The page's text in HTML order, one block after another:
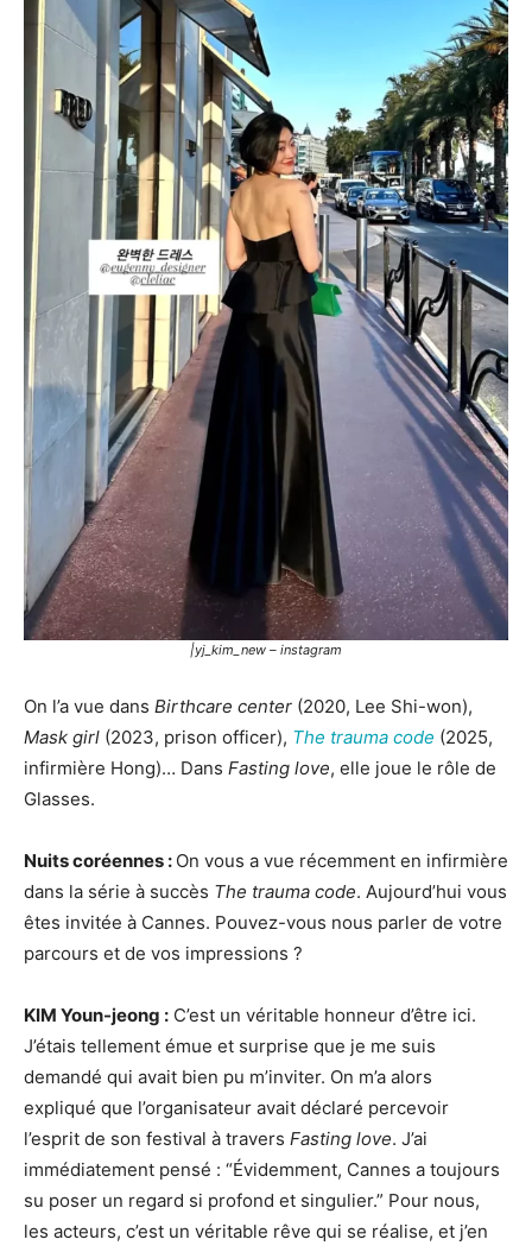
|yj_kim_new – instagram
On l’a vue dans Birthcare center (2020, Lee Shi-won),
Mask girl (2023, prison officer), The trauma code (2025,
infirmière Hong)… Dans Fasting love, elle joue le rôle de
Glasses.
Nuits coréennes : On vous a vue récemment en infirmière
dans la série à succès The trauma code. Aujourd’hui vous
êtes invitée à Cannes. Pouvez-vous nous parler de votre
parcours et de vos impressions ?
KIM Youn-jeong : C’est un véritable honneur d’être ici.
J’étais tellement émue et surprise que je me suis
demandé qui avait bien pu m’inviter. On m’a alors
expliqué que l’organisateur avait déclaré percevoir
l’esprit de son festival à travers Fasting love. J’ai
immédiatement pensé : “Évidemment, Cannes a toujours
su poser un regard si profond et singulier.” Pour nous,
les acteurs, c’est un véritable rêve qui se réalise, et j’en